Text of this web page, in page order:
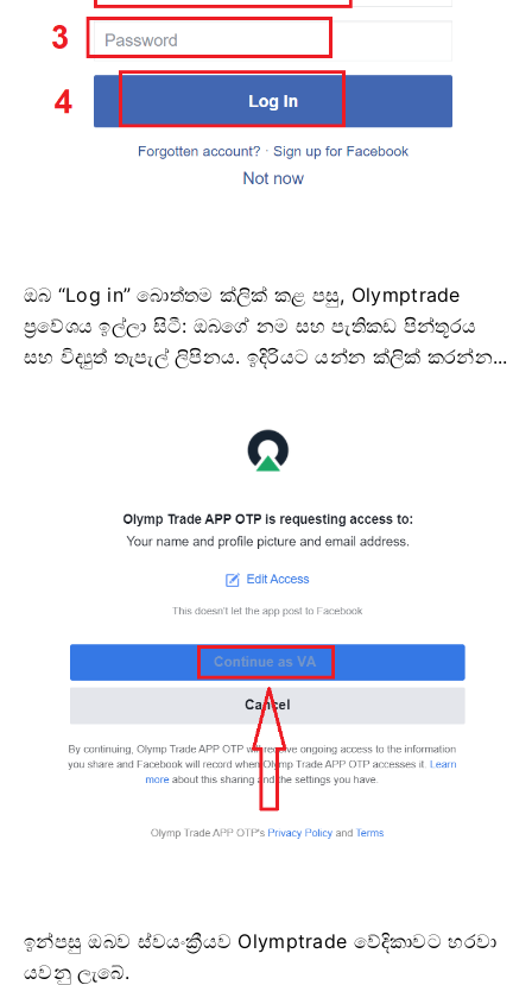
ඔබ “Log in” බොත්තම ක්ලික් කළ පසු, Olymptrade
ප්‍රවේශය ඉල්ලා සිටී: ඔබගේ නම සහ පැතිකඩ පින්තූරය
සහ විද්‍යුත් තැපැල් ලිපිනය. ඉදිරියට යන්න ක්ලික් කරන්න...
ඉන්පසු ඔබව ස්වයංක්‍රීයව Olymptrade වේදිකාවට හරවා
යවනු ලැබේ.